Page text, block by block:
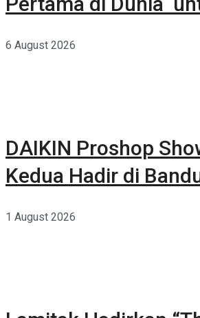
6 August 2026
DAIKIN Proshop
Kedua Hadir di
1 August 2026